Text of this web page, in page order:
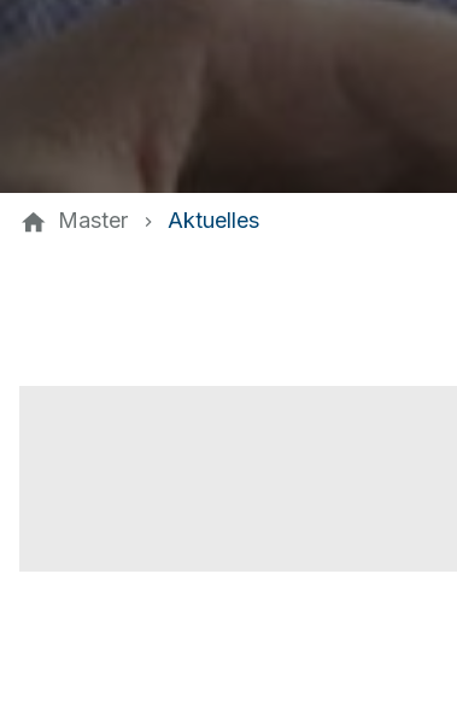
Master Aktuelles